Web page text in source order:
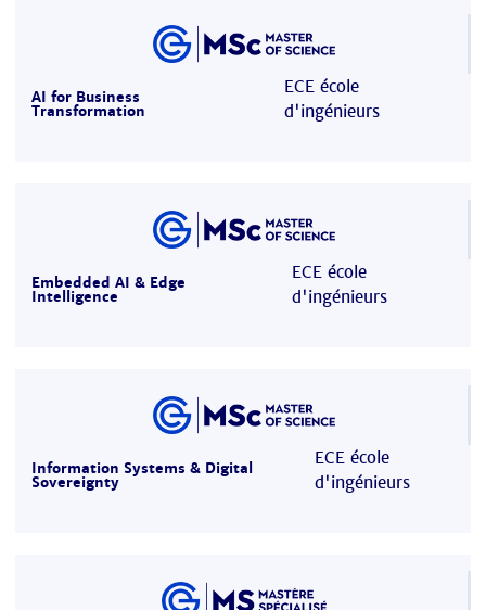
AI for Business
Transformation
ECE école
d'ingénieurs
Embedded AI & Edge
Intelligence
ECE école
d'ingénieurs
Information Systems & Digital
Sovereignty
ECE école
d'ingénieurs